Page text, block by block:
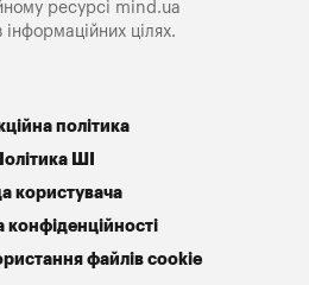
ресурсі mind.ua
цілях.
політика
ШІ
користувача
конфіденційності
файлів cookie